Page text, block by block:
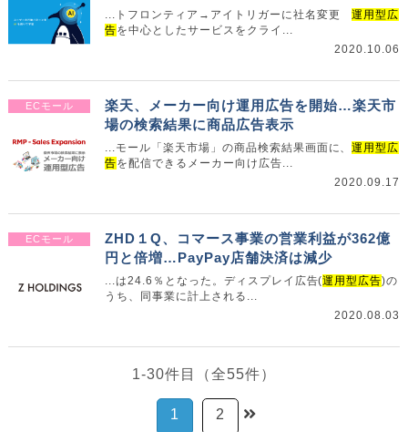
...トフロンティア→アイトリガーに社名変更運用型広
告を中心としたサービスをクライ...
2020.10.06
ECモール
楽天、メーカー向け運用広告を開始…楽天市
場の検索結果に商品広告表示
...モール「楽天市場」の商品検索結果画面に、運用型広
告を配信できるメーカー向け広告...
2020.09.17
ECモール
ZHD１Q、コマース事業の営業利益が362億
円と倍増…PayPay店舗決済は減少
...は24.6％となった。ディスプレイ広告(運用型広告)の
うち、同事業に計上される...
2020.08.03
1-30件目（全55件）
1 2